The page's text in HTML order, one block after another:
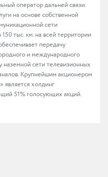
оператор дальней связи.
на основе собственной
сети
тыс. км. на всей территории
передачу
и международного
наземной сети телевизионных
Крупнейшим акционером
является холдинг
51% голосующих акций.